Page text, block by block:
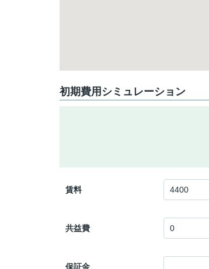
初期費用シミュレーション
賃料
共益費
保証金